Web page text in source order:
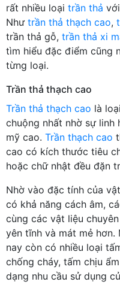
rất nhiều loại trần thả
Như trần thả thạch cao,
trần thả gỗ, trần thả xi
tìm hiểu đặc điểm cũng
từng loại.
Trần thả thạch cao
Trần thả thạch cao là
chuộng nhất nhờ sự
mỹ cao. Trần thạch cao
cao có kích thước tiêu
hoặc chữ nhật đều đặn
Nhờ vào đặc tính của
có khả năng cách âm,
cùng các vật liệu
yên tĩnh và mát mẻ
nay còn có nhiều loại
chống cháy, tấm chịu
dạng nhu cầu sử dụng